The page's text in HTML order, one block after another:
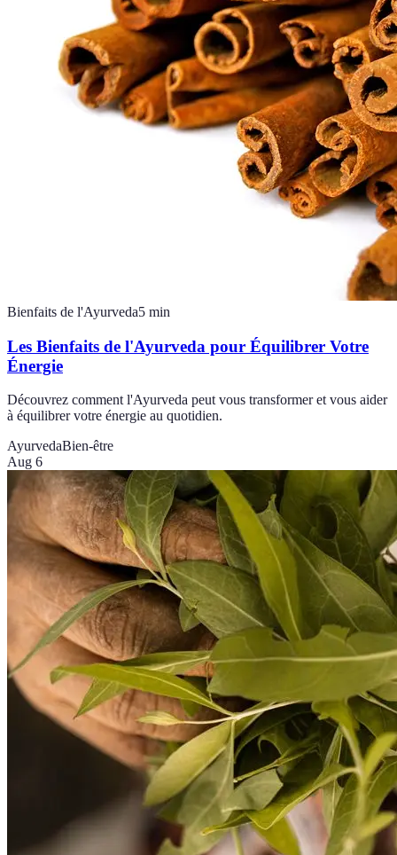
Bienfaits de l'Ayurveda5 min
Les Bienfaits de l'Ayurveda pour Équilibrer Votre
Énergie
Découvrez comment l'Ayurveda peut vous transformer et vous aider
à équilibrer votre énergie au quotidien.
AyurvedaBien-être
Aug 6